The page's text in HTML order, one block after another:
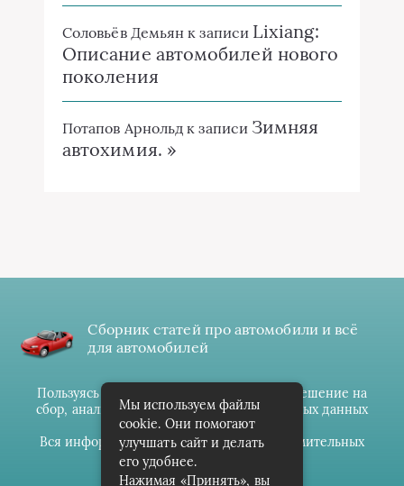
Соловьёв Демьян к записи Lixiang:
Описание автомобилей нового
поколения
Потапов Арнольд к записи Зимняя
автохимия. »
Сборник статей про автомобили и всё
для автомобилей
Пользуясь данным ресурсом вы даёте разрешение на
сбор, анализ и хранение своих персональных данных
согласноПравилам
Вся информация предоставлена в ознакомительных
целях.
Мы используем файлы
cookie. Они помогают
улучшать сайт и делать
его удобнее.
Нажимая «Принять», вы